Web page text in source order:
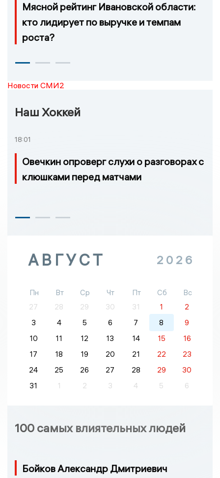
Мясной рейтинг Ивановской области:
кто лидирует по выручке и темпам
роста?
Новости СМИ2
Наш Хоккей
18:01
Овечкин опроверг слухи о разговорах с
клюшками перед матчами
АВГУСТ 2026
Пн Вт Ср Чт Пт Сб
Вс
27
28 29 30 31 1
2
3
4 5 6 7 8
9
10
11 12 13 14 15
16
17
18 19 20 21 22
23
24
25 26 27 28 29
30
31
1 2 3 4 5 6
100 самых влиятельных людей
Бойков Александр Дмитриевич